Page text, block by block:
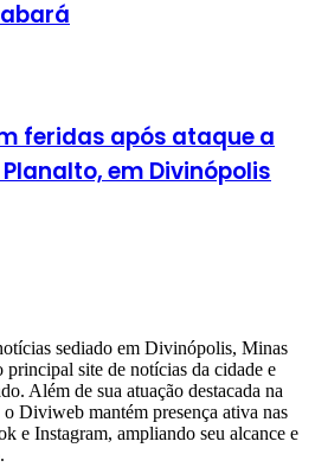
feridas após ataque a
em Divinópolis
sediado em Divinópolis, Minas
site de notícias da cidade e
Além de sua atuação destacada na
Diviweb mantém presença ativa nas
e Instagram, ampliando seu alcance e